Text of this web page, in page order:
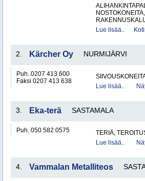
Lue lisää..
2. Kärcher Oy NURMIJÄRVI
Puh. 0207 413 600
Faksi 0207 413 638
Lue lisää..
3. Eka-terä SASTAMALA
Puh. 050 582 0575
TERIÄ,
Lue lisää..
4. Vammalan Metalliteos